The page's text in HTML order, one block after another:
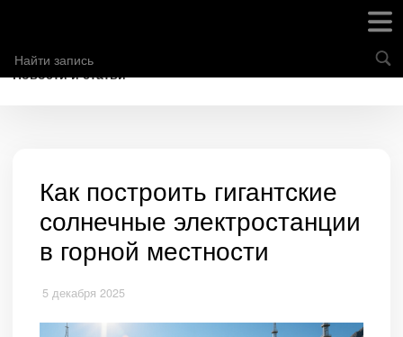
Новости и статьи
Как построить гигантские
солнечные электростанции
в горной местности
5 декабря 2025